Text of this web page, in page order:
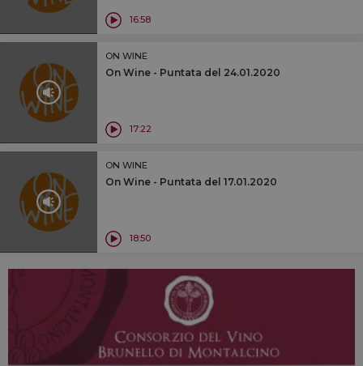
16:58
ON WINE
On Wine - Puntata del 24.01.2020
17:22
ON WINE
On Wine - Puntata del 17.01.2020
18:50